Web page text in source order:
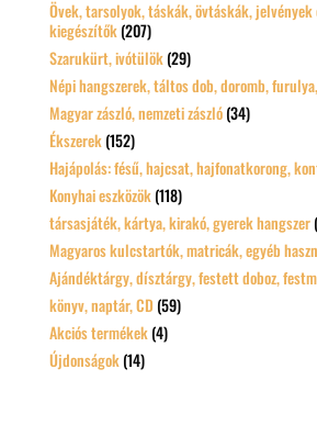
Övek, tarsolyok, táskák, övtáskák, jelvények
kiegészítők (207)
Szarukürt, ivótülök (29)
Népi hangszerek, táltos dob, doromb,
Magyar zászló, nemzeti zászló (34)
Ékszerek (152)
Hajápolás: fésű, hajcsat, hajfonatkorong,
Konyhai eszközök (118)
társasjáték, kártya, kirakó, gyerek hangszer
Magyaros kulcstartók, matricák, egyéb
Ajándéktárgy, dísztárgy, festett doboz,
könyv, naptár, CD (59)
Akciós termékek (4)
Újdonságok (14)